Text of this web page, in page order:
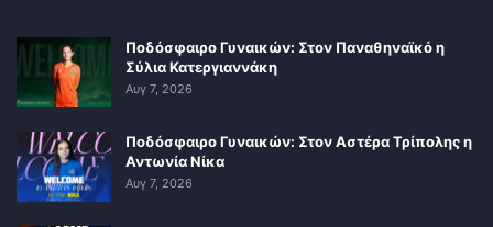
Ποδόσφαιρο Γυναικών: Στον Παναθηναϊκό η
Σύλια Κατεργιαννάκη
Αυγ 7, 2026
Ποδόσφαιρο Γυναικών: Στον Αστέρα Τρίπολης η
Αντωνία Νίκα
Αυγ 7, 2026